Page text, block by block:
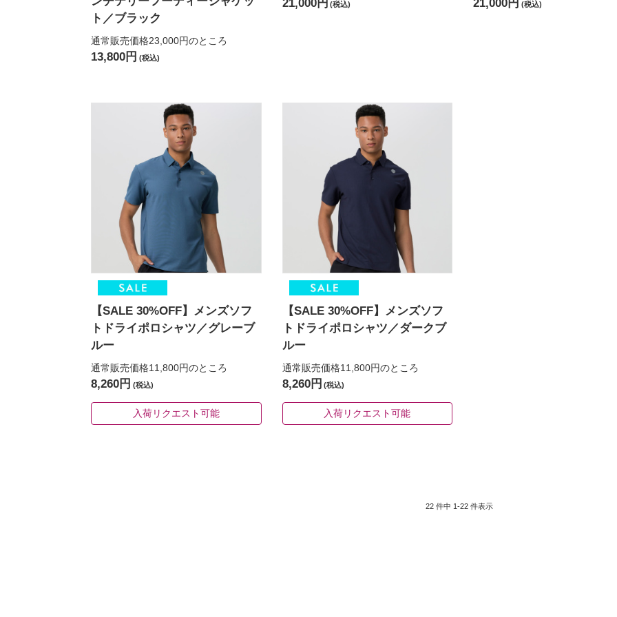
ト／ブラック
通常販売価格23,000円のところ
13,800円 (税込)
21,000円 (税込)
21,000円 (税込)
【SALE 30%OFF】メンズソフ
トドライポロシャツ／グレーブ
ルー
通常販売価格11,800円のところ
8,260円 (税込)
入荷リクエスト可能
【SALE 30%OFF】メンズソフ
トドライポロシャツ／ダークブ
ルー
通常販売価格11,800円のところ
8,260円 (税込)
入荷リクエスト可能
22 件中 1-22 件表示